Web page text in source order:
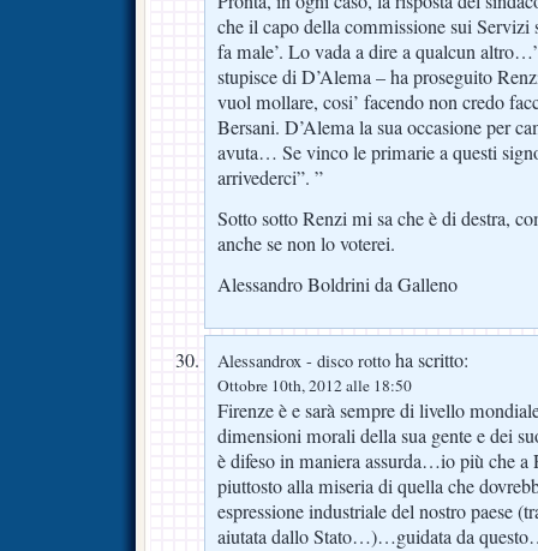
che il capo della commissione sui Servizi
fa male’. Lo vada a dire a qualcun
stupisce di D’Alema – ha proseguito
vuol mollare, cosi’ facendo non credo
Bersani. D’Alema la sua occasione per
avuta… Se vinco le primarie a questi
arrivederci”. ”
Sotto sotto Renzi mi sa che è di destra,
anche se non lo voterei.
Alessandro Boldrini da Galleno
Alessandrox - disco rotto ha scritto:
Ottobre 10th, 2012 alle 18:50
Firenze è e sarà sempre di livello
dimensioni morali della sua gente e dei
è difeso in maniera assurda…io più che a
piuttosto alla miseria di quella che
espressione industriale del nostro paese
aiutata dallo Stato…)…guidata da